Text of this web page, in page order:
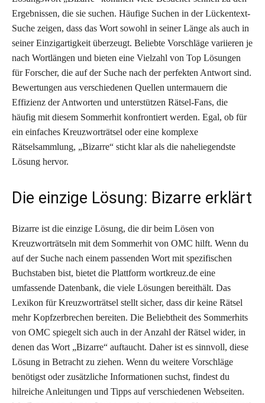
Ergebnissen, die sie suchen. Häufige Suchen in der Lückentext-
Suche zeigen, dass das Wort sowohl in seiner Länge als auch in
seiner Einzigartigkeit überzeugt. Beliebte Vorschläge variieren je
nach Wortlängen und bieten eine Vielzahl von Top Lösungen
für Forscher, die auf der Suche nach der perfekten Antwort sind.
Bewertungen aus verschiedenen Quellen untermauern die
Effizienz der Antworten und unterstützen Rätsel-Fans, die
häufig mit diesem Sommerhit konfrontiert werden. Egal, ob für
ein einfaches Kreuzworträtsel oder eine komplexe
Rätselsammlung, „Bizarre“ sticht klar als die naheliegendste
Lösung hervor.
Die einzige Lösung: Bizarre erklärt
Bizarre ist die einzige Lösung, die dir beim Lösen von
Kreuzworträtseln mit dem Sommerhit von OMC hilft. Wenn du
auf der Suche nach einem passenden Wort mit spezifischen
Buchstaben bist, bietet die Plattform wortkreuz.de eine
umfassende Datenbank, die viele Lösungen bereithält. Das
Lexikon für Kreuzworträtsel stellt sicher, dass dir keine Rätsel
mehr Kopfzerbrechen bereiten. Die Beliebtheit des Sommerhits
von OMC spiegelt sich auch in der Anzahl der Rätsel wider, in
denen das Wort „Bizarre“ auftaucht. Daher ist es sinnvoll, diese
Lösung in Betracht zu ziehen. Wenn du weitere Vorschläge
benötigst oder zusätzliche Informationen suchst, findest du
hilreiche Anleitungen und Tipps auf verschiedenen Webseiten.